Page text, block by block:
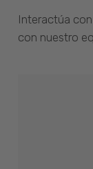
Interactúa
con nuestro